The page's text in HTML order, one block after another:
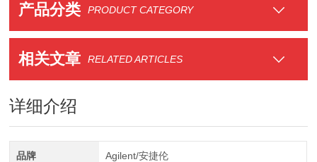
产品分类 PRODUCT CATEGORY
相关文章 RELATED ARTICLES
详细介绍
品牌 Agilent/安捷伦